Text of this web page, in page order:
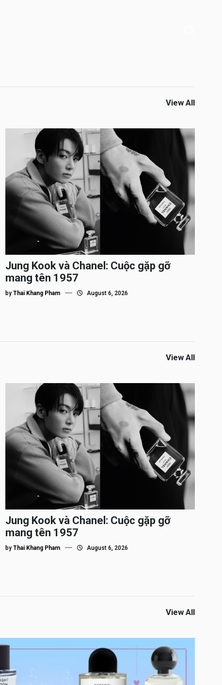
View All
Jung Kook và Chanel: Cuộc gặp gỡ
mang tên 1957
byThai Khang Pham August 6, 2026
View All
Jung Kook và Chanel: Cuộc gặp gỡ
mang tên 1957
byThai Khang Pham August 6, 2026
View All